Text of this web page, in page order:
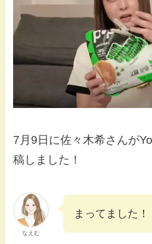
7月9日に佐々木希さんが
稿しました！
なえむ
まってました！